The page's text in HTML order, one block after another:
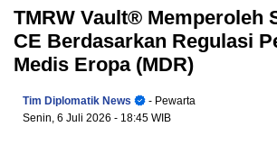
TMRW Vault® Memperoleh
CE Berdasarkan Regulasi
Medis Eropa (MDR)
Tim Diplomatik News
- Pewarta
Senin, 6 Juli 2026 - 18:45 WIB